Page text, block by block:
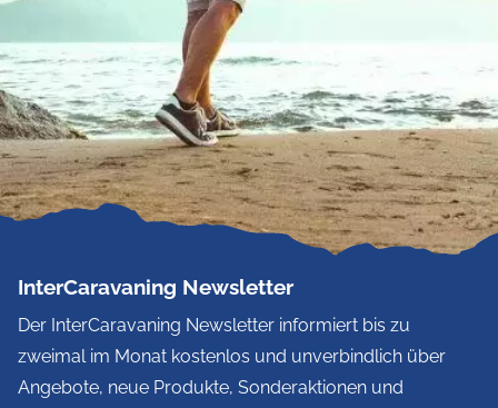
InterCaravaning Newsletter
Der InterCaravaning Newsletter informiert bis zu
zweimal im Monat kostenlos und unverbindlich über
Angebote, neue Produkte, Sonderaktionen und